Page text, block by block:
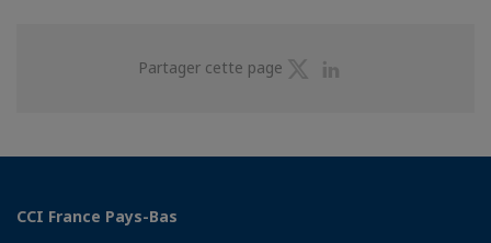
Partager cette page
Partager
CCI France Pays-Bas